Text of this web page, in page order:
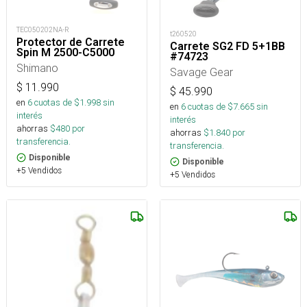
TEC050202NA-R
Protector de Carrete
Spin M 2500-C5000
Shimano
$ 11.990
en 6cuotas de $1.998sin
interés
ahorras $480 por
transferencia.
Disponible
+5 Vendidos
t260520
Carrete SG2 FD 5+1BB
#74723
Savage Gear
$ 45.990
en 6cuotas de $7.665sin
interés
ahorras $1.840 por
transferencia.
Disponible
+5 Vendidos